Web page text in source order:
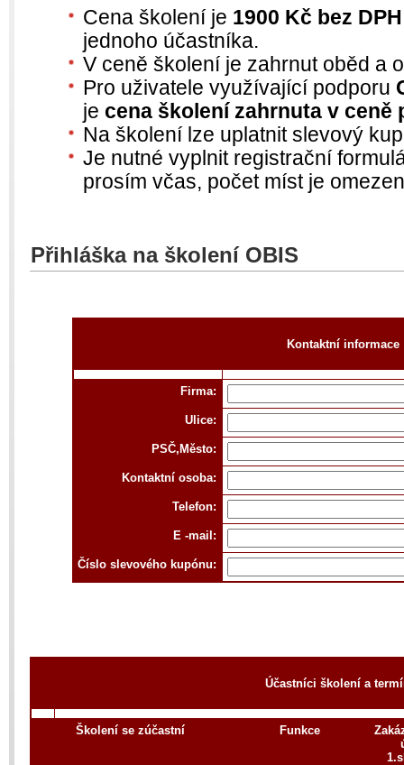
Cena školení je 1900 Kč bez DPH
jednoho účastníka.
V ceně školení je zahrnut oběd a
Pro uživatele využívající podporu
je cena školení zahrnuta v ceně
Na školení lze uplatnit slevový
Je nutné vyplnit registrační
prosím včas, počet míst je
Přihláška na školení OBIS
Kontaktní informace
Firma:
Ulice:
PSČ,Město:
Kontaktní osoba:
Telefon:
E -mail:
Číslo slevového kupónu:
Účastníci školení a
Školení se zúčastní Funkce